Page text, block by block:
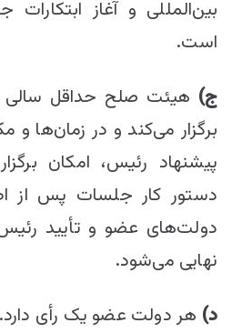
بین‌المللی و آغاز
است.
ج) هیئت صلح حداقل سالی
برگزار می‌کند و در زمان‌ها و
پیشنهاد رئیس، امکان
دستور کار جلسات پس از
دولت‌های عضو و تأیید
نهایی می‌شود.
د) هر دولت عضو یک رأی دارد.